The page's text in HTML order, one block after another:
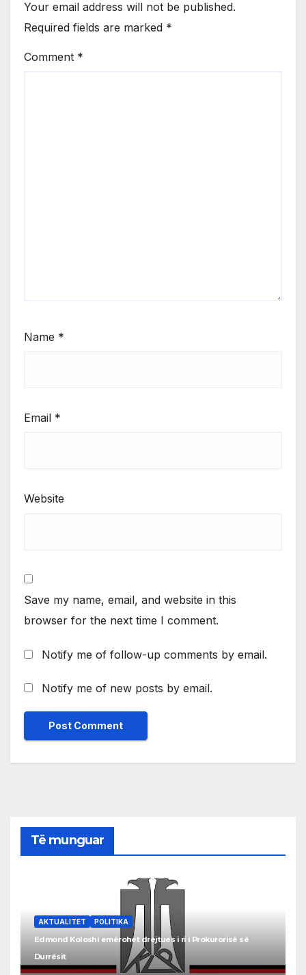
Your email address will not be published.
Required fields are marked *
Comment *
Name *
Email *
Website
Save my name, email, and website in this
browser for the next time I comment.
Notify me of follow-up comments by email.
Notify me of new posts by email.
Të munguar
AKTUALITET POLITIKA
Edmond Koloshi emërohet drejtues i ri i Prokurorisë së
Durrësit